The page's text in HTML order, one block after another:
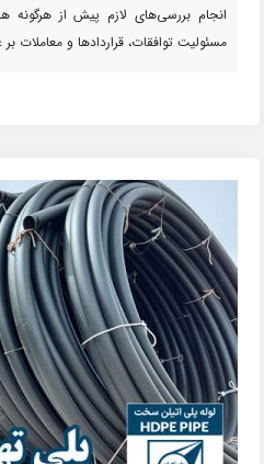
انجام بررسی‌های لازم پیش از هرگونه
مسئولیت توافقات، قراردادها و معاملات